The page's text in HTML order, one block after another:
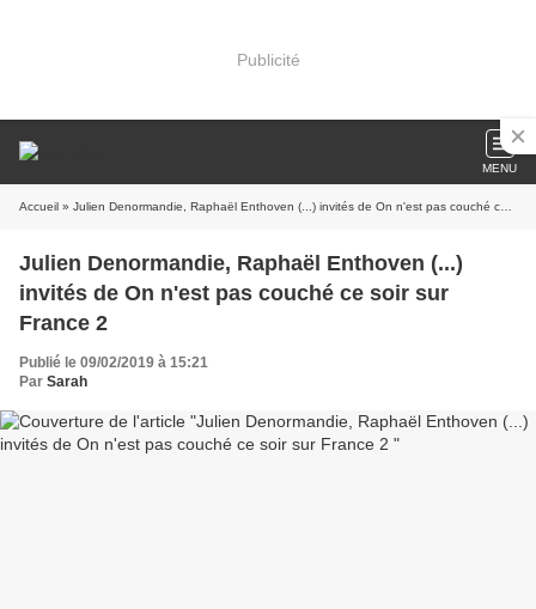
Publicité
MENU
Accueil » Julien Denormandie, Raphaël Enthoven (...) invités de On n'est pas couché ce soir sur France 2
Julien Denormandie, Raphaël Enthoven (...)
invités de On n'est pas couché ce soir sur
France 2
Publié le 09/02/2019 à 15:21
Par Sarah